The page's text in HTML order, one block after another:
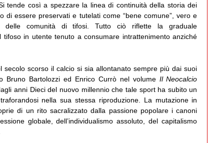
tende così a spezzare la linea di continuità della storia dei
di essere preservati e tutelati come “bene comune”, vero e
delle comunità di tifosi. Tutto ciò riflette la graduale
tifoso in utente tenuto a consumare intrattenimento anziché
scorso il calcio si sia allontanato sempre più dai suoi
Bruno Bartolozzi ed Enrico Currò nel volume Il Neocalcio
anni Dieci del nuovo millennio che tale sport ha subito un
nella sua stessa riproduzione. La mutazione in
di un rito sacralizzato dalla passione popolare i canoni
globale, dell’individualismo assoluto, del capitalismo